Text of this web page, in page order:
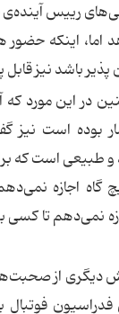
رییس آینده‌ی
اینكه حضور
پذیر باشد نیز
در این مورد كه
بوده است نیز
و طبیعی است كه
گاه اجازه
نمی‌دهم تا كسی
دیگری از
فوتبال